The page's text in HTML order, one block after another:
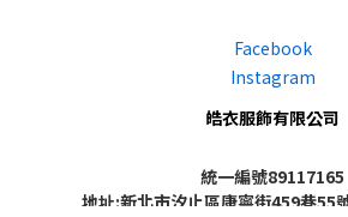
Facebook
Instagram
皓衣服飾有限公司
統一編號89117165
地址:新北市汐止區康寧街459巷55